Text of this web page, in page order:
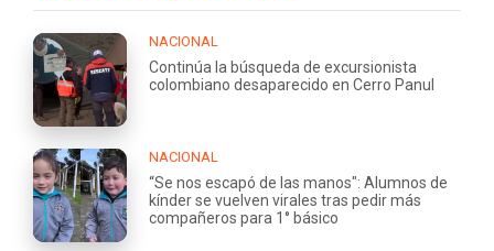
NACIONAL
Continúa la búsqueda de excursionista
colombiano desaparecido en Cerro Panul
NACIONAL
“Se nos escapó de las manos": Alumnos de
kínder se vuelven virales tras pedir más
compañeros para 1° básico